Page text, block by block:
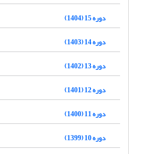
دوره 15 (1404)
دوره 14 (1403)
دوره 13 (1402)
دوره 12 (1401)
دوره 11 (1400)
دوره 10 (1399)